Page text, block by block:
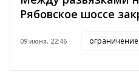
Рябовское шоссе
09 июня, 22:46